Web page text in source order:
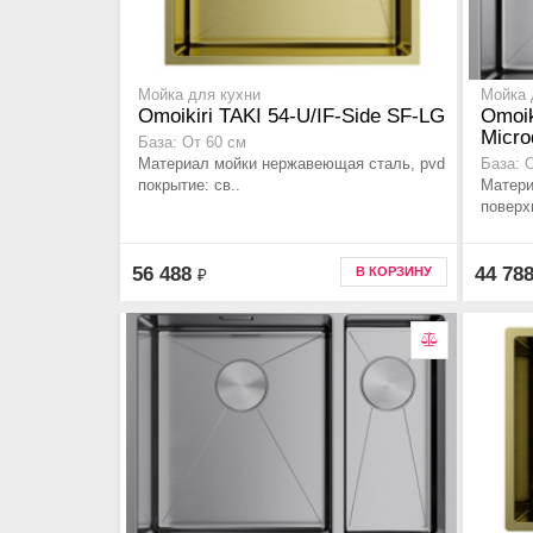
Мойка для кухни
Omoikiri TAKI 54-U/IF-Side SF-LG
База: От 60 см
Материал мойки нержавеющая сталь, pvd
покрытие: св..
56 488 ₽ В КОРЗИНУ
Мойка
База:
44